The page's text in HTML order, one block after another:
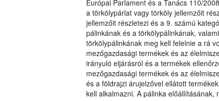
Európai Parlament és a Tanács 110/
a törkölypárlat vagy törköly jellemzőit
jellemzőit részletezi és a 9. számú
pálinkának és a törkölypálinkának,
törkölypálinkának meg kell felelnie a rá
mezőgazdasági termékek és az
irányuló eljárásról és a termékek
mezőgazdasági termékek és az
és a földrajzi árujelzővel ellátott
kell alkalmazni. A pálinka